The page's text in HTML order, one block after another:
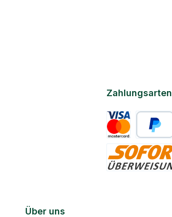
Zahlungsarten
PayPal
Kreditkarte
Über uns